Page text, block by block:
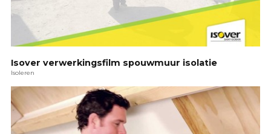
Isover verwerkingsfilm spouwmuur isolatie
Isoleren